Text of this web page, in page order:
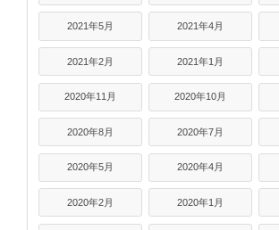
2021年5月 2021年4月
2021年2月 2021年1月
2020年11月 2020年10月
2020年8月 2020年7月
2020年5月 2020年4月
2020年2月 2020年1月